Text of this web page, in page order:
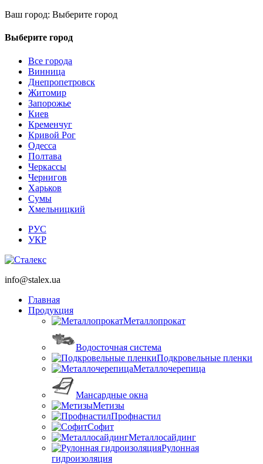
Ваш город: Выберите город
Выберите город
Все города
Винница
Днепропетровск
Житомир
Запорожье
Киев
Кременчуг
Кривой Рог
Одесса
Полтава
Черкассы
Чернигов
Харьков
Сумы
Хмельницкий
РУС
УКР
info@stalex.ua
Главная
Продукция
Металлопрокат
Водосточная система
Подкровельные пленки
Металлочерепица
Мансардные окна
Метизы
Профнастил
Софит
Металлосайдинг
Рулонная
гидроизоляция